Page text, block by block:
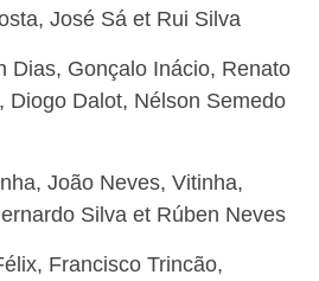
José Sá et Rui Silva
Dias, Gonçalo Inácio, Renato
Diogo Dalot, Nélson Semedo
João Neves, Vitinha,
Silva et Rúben Neves
Francisco Trincão,